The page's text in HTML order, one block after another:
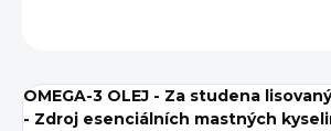
OMEGA-3 OLEJ - Za studena
- Zdroj esenciálních mastných